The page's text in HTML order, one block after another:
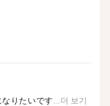
りたいです...더 보기